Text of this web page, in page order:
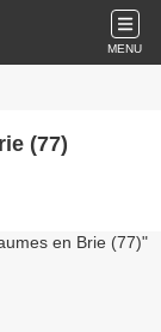
MENU
(77)